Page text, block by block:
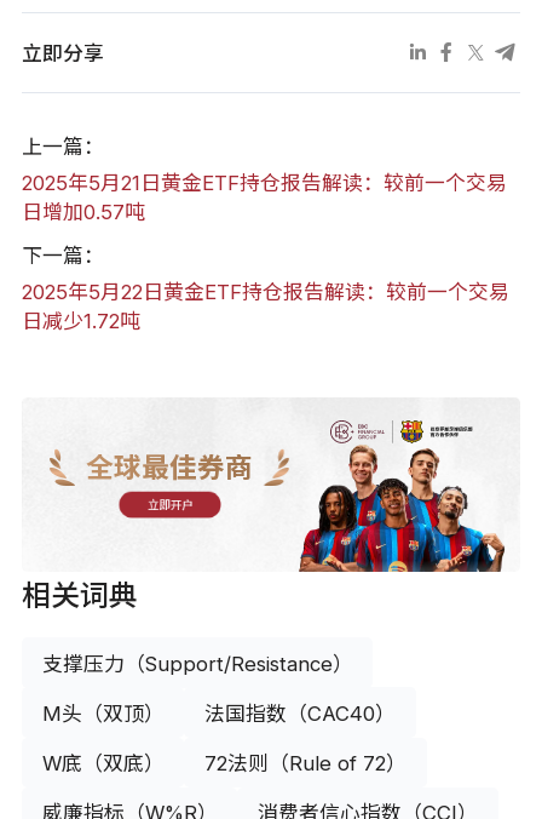
立即分享
上一篇：
2025年5月21日黄金ETF持仓报告解读：较前一个交易
日增加0.57吨
下一篇：
2025年5月22日黄金ETF持仓报告解读：较前一个交易
日减少1.72吨
全球最佳券商
立即开户
相关词典
支撑压力（Support/Resistance）
M头（双顶） 法国指数（CAC40）
W底（双底） 72法则（Rule of 72）
威廉指标（W%R） 消费者信心指数（CCI）